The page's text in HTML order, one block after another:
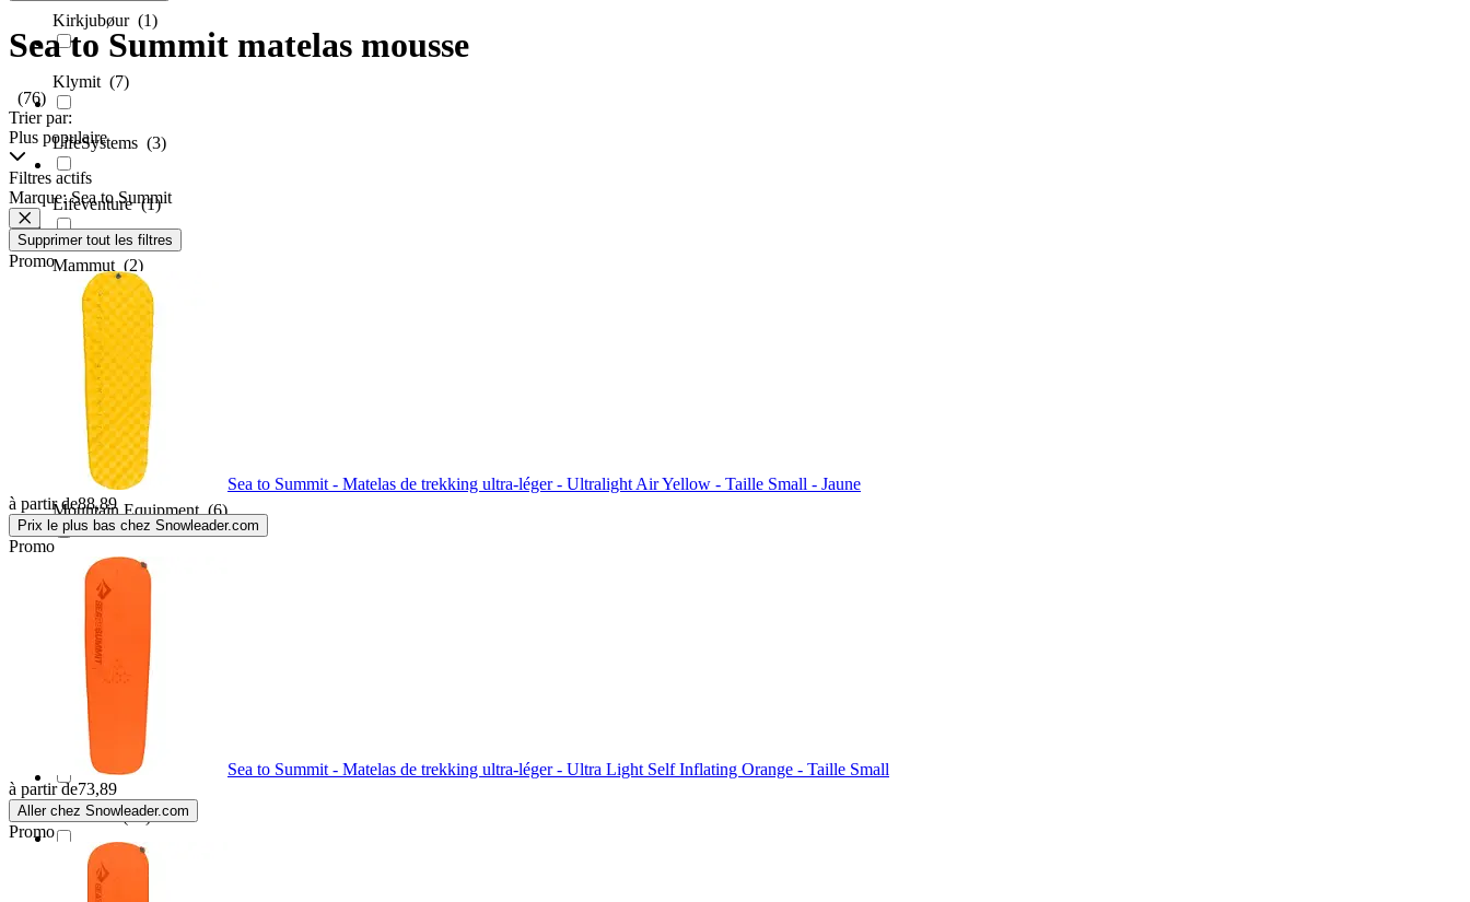
Kirkjubøur (1)
Klymit (7)
LifeSystems (3)
Lifeventure(1)
Mammut (2)
Martes(3)
MFH(1)
Mil-Tec(4)
Mountain Equipment(6)
Nemo
NILS(4)
Nils Camp (2)
Nordisk (11)
Normani(12)
OKWISH
Sea to Summit matelas mousse
(76)
Trier par:
Plus populaire
Filtres actifs
Marque: Sea to Summit
Supprimer tout les filtres
Promo
Sea to Summit - Matelas de trekking ultra-léger - Ultralight Air Yellow - Taille Small - Jaune
à partir de88,89
Prix le plus bas chez Snowleader.com
Promo
Sea to Summit - Matelas de trekking ultra-léger - Ultra Light Self Inflating Orange - Taille Small
à partir de73,89
Aller chez Snowleader.com
Promo